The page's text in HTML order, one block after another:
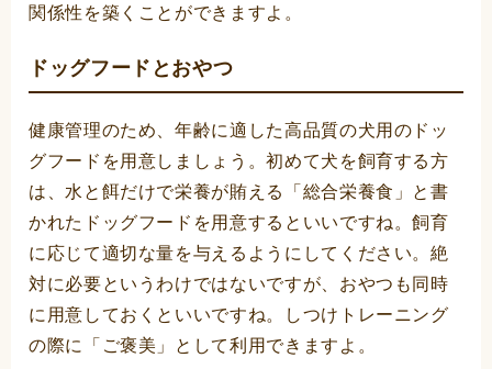
関係性を築くことができますよ。
ドッグフードとおやつ
健康管理のため、年齢に適した高品質の犬用のドッ
グフードを用意しましょう。初めて犬を飼育する方
は、水と餌だけで栄養が賄える「総合栄養食」と書
かれたドッグフードを用意するといいですね。飼育
に応じて適切な量を与えるようにしてください。絶
対に必要というわけではないですが、おやつも同時
に用意しておくといいですね。しつけトレーニング
の際に「ご褒美」として利用できますよ。